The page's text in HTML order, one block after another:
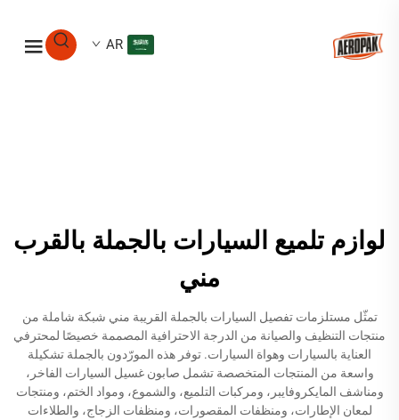
AR
لوازم تلميع السيارات بالجملة بالقرب
مني
تمثّل مستلزمات تفصيل السيارات بالجملة القريبة مني شبكة شاملة من
منتجات التنظيف والصيانة من الدرجة الاحترافية المصممة خصيصًا لمحترفي
العناية بالسيارات وهواة السيارات. توفر هذه المورّدون بالجملة تشكيلة
واسعة من المنتجات المتخصصة تشمل صابون غسيل السيارات الفاخر،
ومناشف المايكروفايبر، ومركبات التلميع، والشموع، ومواد الختم، ومنتجات
لمعان الإطارات، ومنظفات المقصورات، ومنظفات الزجاج، والطلاءات